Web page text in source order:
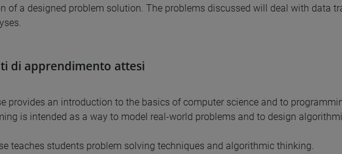
of a designed problem solution. The problems discussed will deal with data
di apprendimento attesi
provides an introduction to the basics of computer science and to
is intended as a way to model real-world problems and to design
teaches students problem solving techniques and algorithmic thinking.